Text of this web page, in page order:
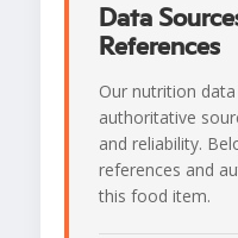
Data
References
Our nutrition
authoritative
and reliability.
references and
this food item.